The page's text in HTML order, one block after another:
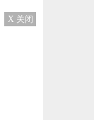
X 关闭